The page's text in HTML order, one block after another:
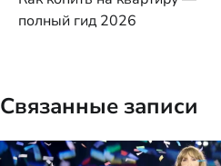
по
полный гид 2026
Связанные записи